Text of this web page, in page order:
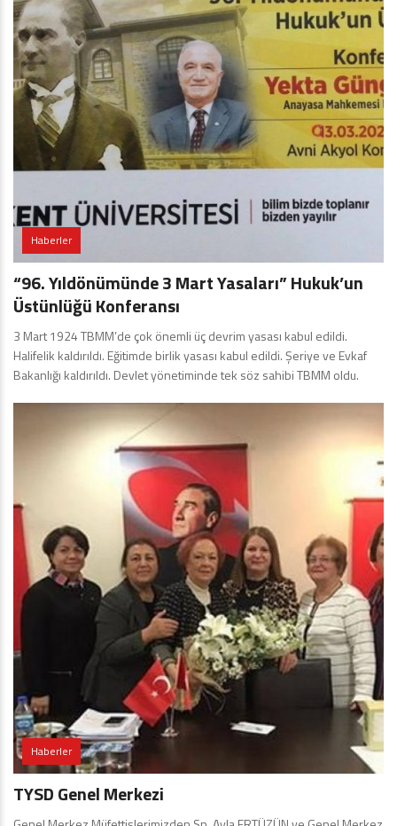
Haberler
“96. Yıldönümünde 3 Mart Yasaları” Hukuk’un
Üstünlüğü Konferansı
3 Mart 1924 TBMM’de çok önemli üç devrim yasası kabul edildi.
Halifelik kaldırıldı. Eğitimde birlik yasası kabul edildi. Şeriye ve Evkaf
Bakanlığı kaldırıldı. Devlet yönetiminde tek söz sahibi TBMM oldu.
Haberler
TYSD Genel Merkezi